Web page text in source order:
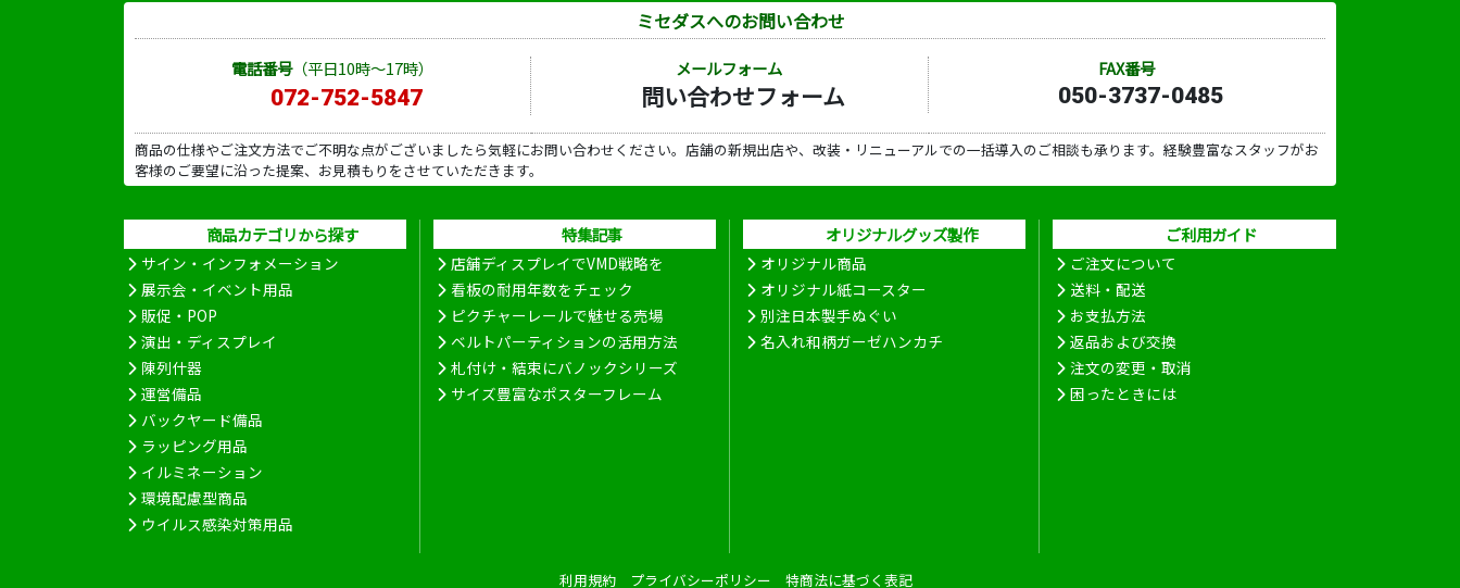
ミセダスへのお問い合わせ
電話番号（平日10時～17時）
072-752-5847
メールフォーム
問い合わせフォーム
FAX番号
050-3737-0485
商品の仕様やご注文方法でご不明な点がございましたら気軽にお問い合わせください。店舗の新規出店や、改装・リニューアルでの一括導入のご相談も承ります。経験豊富なスタッフがお
客様のご要望に沿った提案、お見積もりをさせていただきます。
商品カテゴリから探す
サイン・インフォメーション
展示会・イベント用品
販促・POP
演出・ディスプレイ
陳列什器
運営備品
バックヤード備品
ラッピング用品
イルミネーション
環境配慮型商品
ウイルス感染対策用品
特集記事
店舗ディスプレイでVMD戦略を
看板の耐用年数をチェック
ピクチャーレールで魅せる売場
ベルトパーティションの活用方法
札付け・結束にバノックシリーズ
サイズ豊富なポスターフレーム
オリジナルグッズ製作
オリジナル商品
オリジナル紙コースター
別注日本製手ぬぐい
名入れ和柄ガーゼハンカチ
ご利用ガイド
ご注文について
送料・配送
お支払方法
返品および交換
注文の変更・取消
困ったときには
利用規約 プライバシーポリシー 特商法に基づく表記